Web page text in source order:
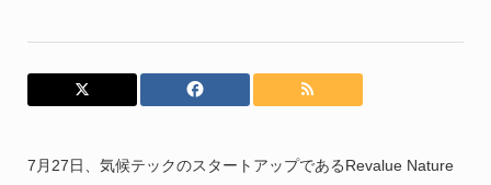
7月27日、気候テックのスタートアップであるRevalue Nature